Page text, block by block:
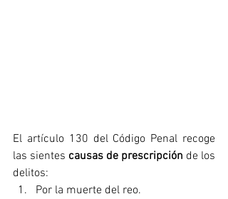
El artículo 130 del Código Penal recoge
las sientes causas de prescripción de los
delitos:
Por la muerte del reo.